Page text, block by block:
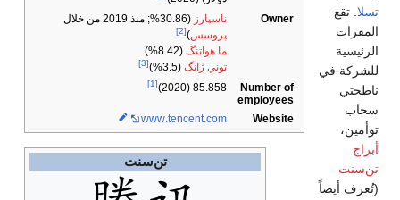
Owner ناسپارز (30.86%; منذ 2019 من خلال
پروسس)
[2]
ما هواتنگ (8.42%)
توني ژانگ (3.5%)
[3]
Number of
employees
85.858 (2020)
[1]
Website
www.tencent.com
تن‌سنت
تسلا . تقع
المقرات
الرئيسية
للشركة في
ناطحتي
سحاب
توأمين،
أبراج
تن‌سنت
(تُعرف أيضاً